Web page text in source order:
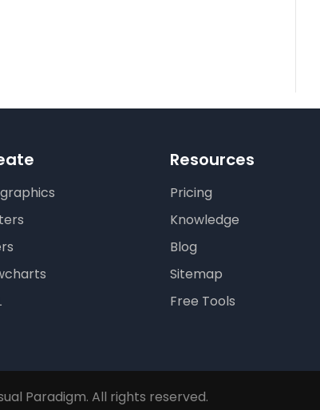
Resources
Pricing
Knowledge
Blog
Sitemap
Free Tools
Paradigm. All rights reserved.